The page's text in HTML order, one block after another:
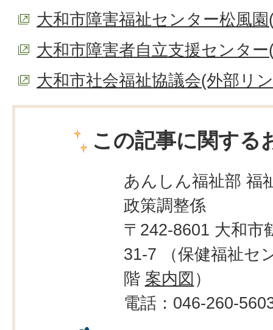
大和市障害福祉センター松風
大和市障害者自立支援センタ
大和市社会福祉協議会(外部リ
この記事に関する
あんしん福祉部 福
政策調整係
〒242-8601 大和市
31-7 （保健福祉セ
階 案内図 ）
電話：046-260-